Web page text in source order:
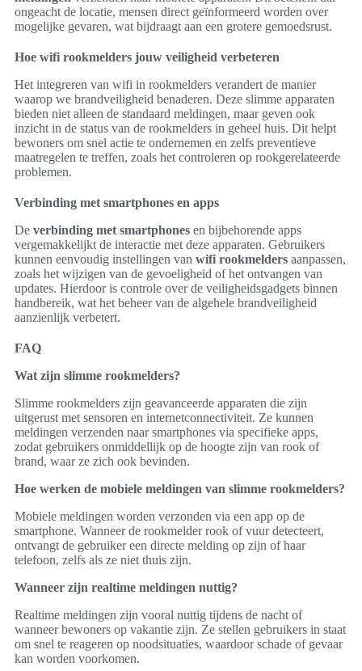
ongeacht de locatie, mensen direct geïnformeerd worden over
mogelijke gevaren, wat bijdraagt aan een grotere gemoedsrust.
Hoe wifi rookmelders jouw veiligheid verbeteren
Het integreren van wifi in rookmelders verandert de manier
waarop we brandveiligheid benaderen. Deze slimme apparaten
bieden niet alleen de standaard meldingen, maar geven ook
inzicht in de status van de rookmelders in geheel huis. Dit helpt
bewoners om snel actie te ondernemen en zelfs preventieve
maatregelen te treffen, zoals het controleren op rookgerelateerde
problemen.
Verbinding met smartphones en apps
De verbinding met smartphones en bijbehorende apps
vergemakkelijkt de interactie met deze apparaten. Gebruikers
kunnen eenvoudig instellingen van wifi rookmelders aanpassen,
zoals het wijzigen van de gevoeligheid of het ontvangen van
updates. Hierdoor is controle over de veiligheidsgadgets binnen
handbereik, wat het beheer van de algehele brandveiligheid
aanzienlijk verbetert.
FAQ
Wat zijn slimme rookmelders?
Slimme rookmelders zijn geavanceerde apparaten die zijn
uitgerust met sensoren en internetconnectiviteit. Ze kunnen
meldingen verzenden naar smartphones via specifieke apps,
zodat gebruikers onmiddellijk op de hoogte zijn van rook of
brand, waar ze zich ook bevinden.
Hoe werken de mobiele meldingen van slimme rookmelders?
Mobiele meldingen worden verzonden via een app op de
smartphone. Wanneer de rookmelder rook of vuur detecteert,
ontvangt de gebruiker een directe melding op zijn of haar
telefoon, zelfs als ze niet thuis zijn.
Wanneer zijn realtime meldingen nuttig?
Realtime meldingen zijn vooral nuttig tijdens de nacht of
wanneer bewoners op vakantie zijn. Ze stellen gebruikers in staat
om snel te reageren op noodsituaties, waardoor schade of gevaar
kan worden voorkomen.